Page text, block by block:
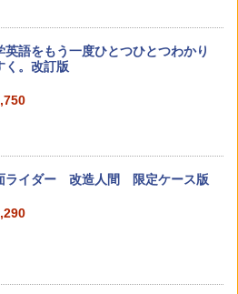
もが変わる魔法の言葉
ンセリングとは何か 変化するという
ロット スイスイおえかき for Study
も書ける! れんしゅうボード ひらが
カタカナ・すうじ・ABC 3歳以上 知
もん出版公式特別セット】くもん出
PUBLISHING) くもんの日本
英語をもう一度ひとつひとつわかり
く。改訂版
ライダー 改造人間 限定ケース版